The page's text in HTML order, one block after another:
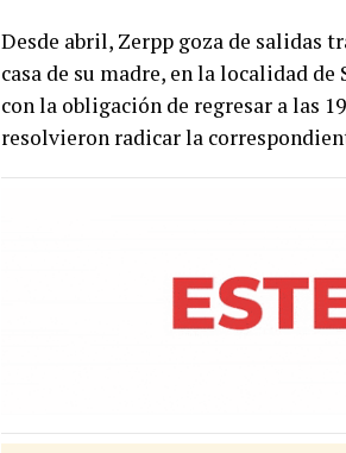
Desde abril, Zerpp goza de salidas
casa de su madre, en la localidad
con la obligación de regresar a las
resolvieron radicar la